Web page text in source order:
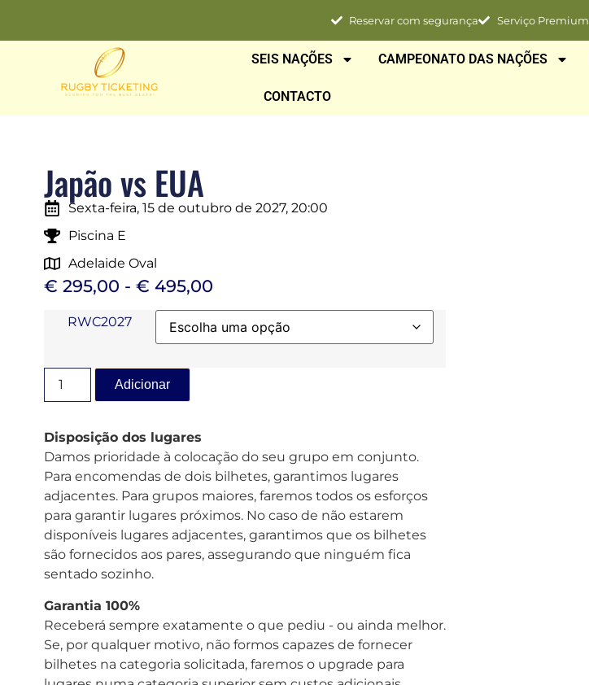
Reservar com segurança Serviço Premium
SEIS NAÇÕES CAMPEONATO DAS NAÇÕES
CONTACTO
Japão vs EUA
Sexta-feira, 15 de outubro de 2027, 20:00
Piscina E
Adelaide Oval
€ 295,00 - € 495,00
RWC2027
Adicionar
Disposição dos lugares
Damos prioridade à colocação do seu grupo em conjunto.
Para encomendas de dois bilhetes, garantimos lugares
adjacentes. Para grupos maiores, faremos todos os esforços
para garantir lugares próximos. No caso de não estarem
disponíveis lugares adjacentes, garantimos que os bilhetes
são fornecidos aos pares, assegurando que ninguém fica
sentado sozinho.
Garantia 100%
Receberá sempre exatamente o que pediu - ou ainda melhor.
Se, por qualquer motivo, não formos capazes de fornecer
bilhetes na categoria solicitada, faremos o upgrade para